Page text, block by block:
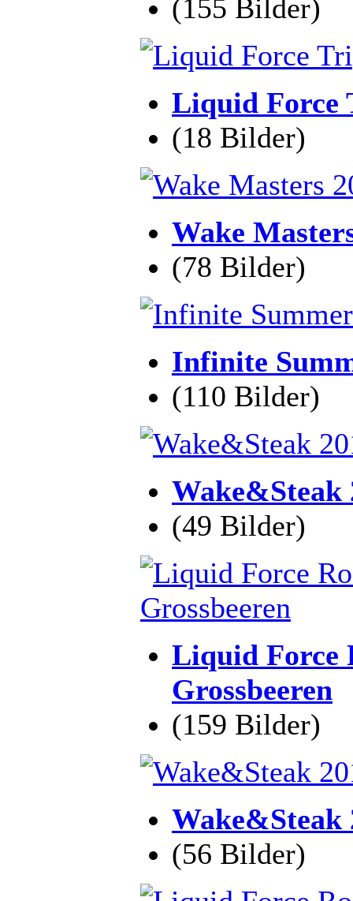
(155 Bilder)
Liquid Force
(18 Bilder)
Wake
(78 Bilder)
Infinite
(110 Bilder)
Wake&Steak
(49 Bilder)
Liquid Force
Grossbeeren
(159 Bilder)
Wake&Steak
(56 Bilder)